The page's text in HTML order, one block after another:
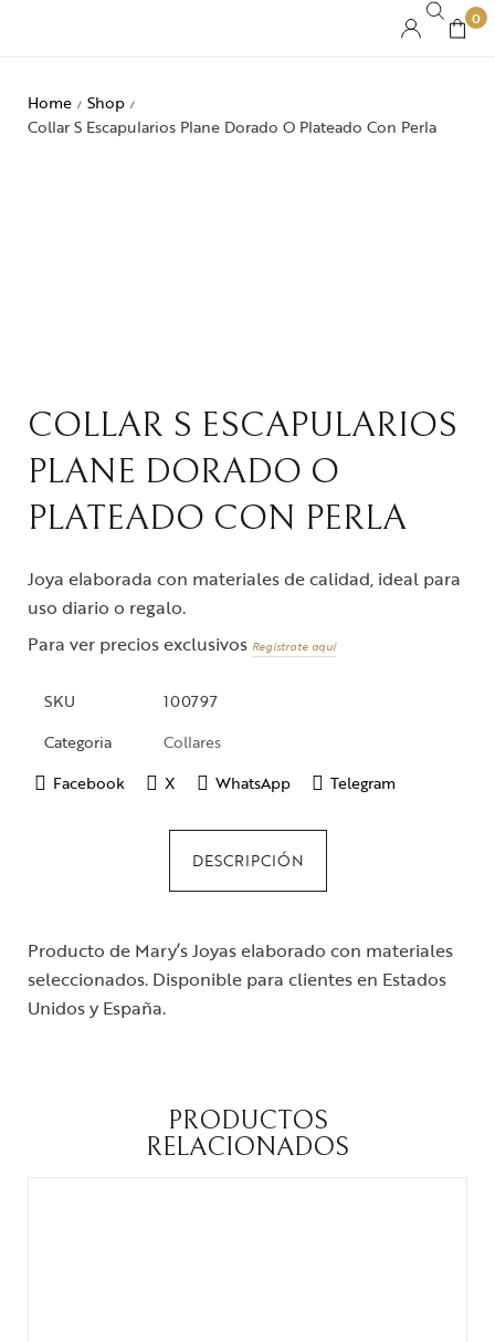
0
Home / Shop /
Collar S Escapularios Plane Dorado O Plateado Con Perla
COLLAR S ESCAPULARIOS
PLANE DORADO O
PLATEADO CON PERLA
Joya elaborada con materiales de calidad, ideal para
uso diario o regalo.
Para ver precios exclusivos Regístrate aquí
SKU
100797
Categoria
Collares
Facebook
X WhatsApp Telegram
DESCRIPCIÓN
Producto de Mary’s Joyas elaborado con materiales
seleccionados. Disponible para clientes en Estados
Unidos y España.
PRODUCTOS
RELACIONADOS